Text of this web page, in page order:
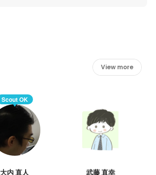
View more
Scout OK
大内 直人 武藤 直幸